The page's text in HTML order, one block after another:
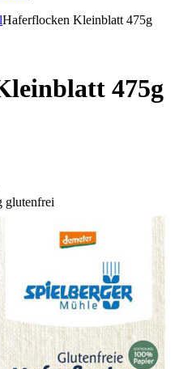
Haferflocken Kleinblatt 475g
475g